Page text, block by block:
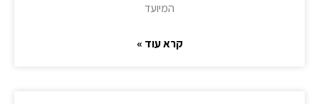
המיועד
קרא עוד »